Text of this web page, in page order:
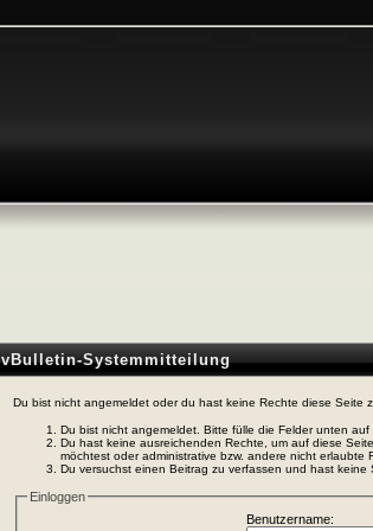
vBulletin-Systemmitteilung
Du bist nicht angemeldet oder du hast keine Rechte diese Seite
Du bist nicht angemeldet. Bitte fülle die Felder unten
Du hast keine ausreichenden Rechte, um auf diese
möchtest oder administrative bzw. andere nicht erlaubte
Du versuchst einen Beitrag zu verfassen und hast
Einloggen
Benutzername: